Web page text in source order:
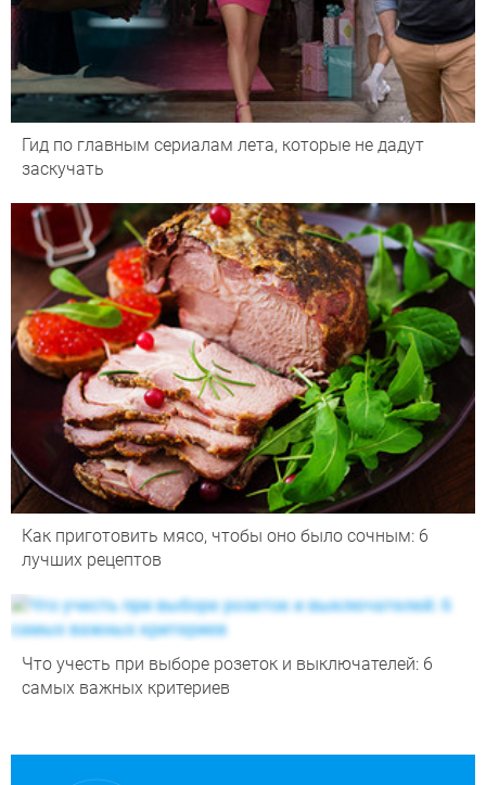
Гид по главным сериалам лета, которые не дадут
заскучать
Как приготовить мясо, чтобы оно было сочным: 6
лучших рецептов
Что учесть при выборе розеток и выключателей: 6
самых важных критериев